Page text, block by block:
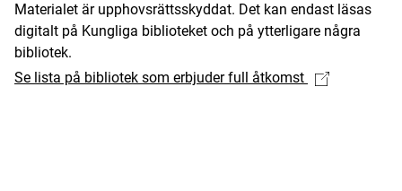
Materialet är upphovsrättsskyddat. Det kan endast läsas
digitalt på Kungliga biblioteket och på ytterligare några
bibliotek.
Se lista på bibliotek som erbjuder full åtkomst